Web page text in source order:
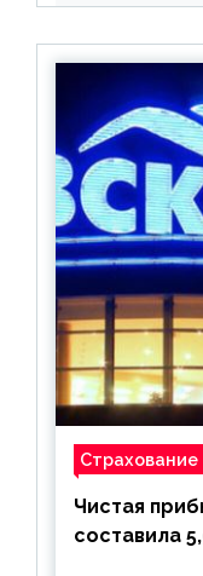
Страхование
Чистая
составила